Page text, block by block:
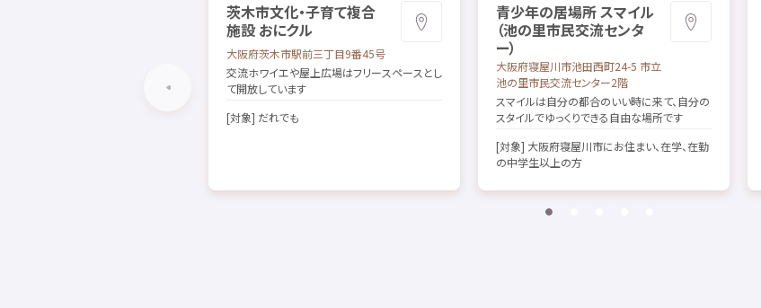
茨木市文化・子育て複合
施設おにクル
大阪府茨木市駅前三丁目9番45号
交流ホワイエや屋上広場はフリースペースとし
て開放しています
[対象] だれでも
青少年の居場所スマイル
（池の里市民交流センタ
ー）
大阪府寝屋川市池田西町24-5 市立
池の里市民交流センター2階
スマイルは自分の都合のいい時に来て、 自分の
スタイルでゆっくりできる自由な場所です
[対象] 大阪府寝屋川市にお住まい、 在学、 在勤
の中学生以上の方